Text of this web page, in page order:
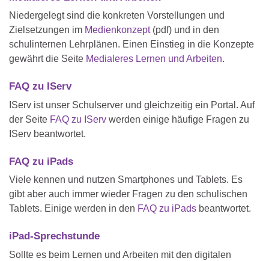
Niedergelegt sind die konkreten Vorstellungen und
Zielsetzungen im Medienkonzept(pdf) und in den
schulinternen Lehrplänen. Einen Einstieg in die Konzepte
gewährt die Seite Medialeres Lernen und Arbeiten.
FAQ zu IServ
IServ ist unser Schulserver und gleichzeitig ein Portal. Auf
der Seite FAQ zu IServ werden einige häufige Fragen zu
IServ beantwortet.
FAQ zu iPads
Viele kennen und nutzen Smartphones und Tablets. Es
gibt aber auch immer wieder Fragen zu den schulischen
Tablets. Einige werden in den FAQ zu iPads beantwortet.
iPad-Sprechstunde
Sollte es beim Lernen und Arbeiten mit den digitalen